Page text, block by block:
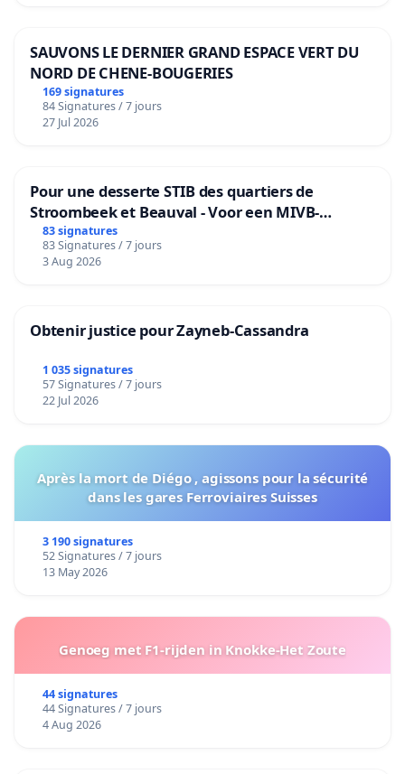
SAUVONS LE DERNIER GRAND ESPACE VERT DU
NORD DE CHENE-BOUGERIES
169 signatures
84 Signatures / 7 jours
27 Jul 2026
Pour une desserte STIB des quartiers de
Stroombeek et Beauval - Voor een MIVB-
bediening van de wijken Strombeek en Het
Voor
83 signatures
83 Signatures / 7 jours
3 Aug 2026
Obtenir justice pour Zayneb-Cassandra
1 035 signatures
57 Signatures / 7 jours
22 Jul 2026
Après la mort de Diégo , agissons pour la sécurité
dans les gares Ferroviaires Suisses
3 190 signatures
52 Signatures / 7 jours
13 May 2026
Genoeg met F1-rijden in Knokke-Het Zoute
44 signatures
44 Signatures / 7 jours
4 Aug 2026